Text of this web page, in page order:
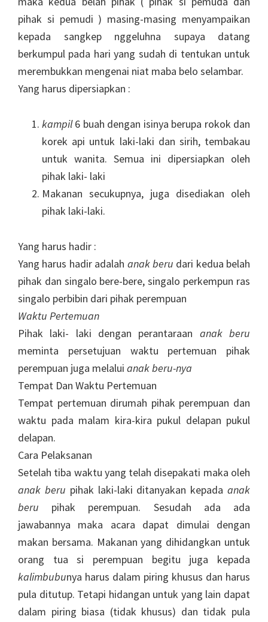
pihak si pemudi ) masing-masing menyampaikan
kepada sangkep nggeluhna supaya datang
berkumpul pada hari yang sudah di tentukan untuk
merembukkan mengenai niat maba belo selambar.
Yang harus dipersiapkan :
kampil6 buah dengan isinya berupa rokok dan
korek api untuk laki-laki dan sirih, tembakau
untuk wanita. Semua ini dipersiapkan oleh
pihak laki- laki
Makanan secukupnya, juga disediakan oleh
pihak laki-laki.
Yang harus hadir :
Yang harus hadir adalah anak beru dari kedua belah
pihak dan singalo bere-bere, singalo perkempun ras
singalo perbibin dari pihak perempuan
Waktu Pertemuan
Pihak laki- laki dengan perantaraan anak beru
meminta persetujuan waktu pertemuan pihak
perempuan juga melalui anak beru-nya
Tempat Dan Waktu Pertemuan
Tempat pertemuan dirumah pihak perempuan dan
waktu pada malam kira-kira pukul delapan pukul
delapan.
Cara Pelaksanan
Setelah tiba waktu yang telah disepakati maka oleh
anak beru pihak laki-laki ditanyakan kepadaanak
beru pihak perempuan. Sesudah ada ada
jawabannya maka acara dapat dimulai dengan
makan bersama. Makanan yang dihidangkan untuk
orang tua si perempuan begitu juga kepada
kalimbubunya harus dalam piring khusus dan harus
pula ditutup. Tetapi hidangan untuk yang lain dapat
dalam piring biasa (tidak khusus) dan tidak pula